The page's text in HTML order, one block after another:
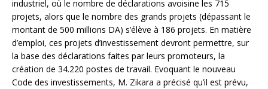
industriel, où le nombre de déclarations avoisine les 715
projets, alors que le nombre des grands projets (dépassant le
montant de 500 millions DA) s’élève à 186 projets. En matière
d’emploi, ces projets d’investissement devront permettre, sur
la base des déclarations faites par leurs promoteurs, la
création de 34.220 postes de travail. Evoquant le nouveau
Code des investissements, M. Zikara a précisé qu’il est prévu,